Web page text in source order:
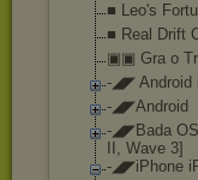
■ Leo's
■ Real Drift
▣▣ Gra o
-◢◤ Android
-◢◤Android
-◢◤Bada
II, Wave 3]
-◢◤iPhone